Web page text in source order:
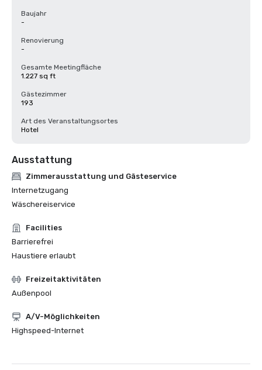
Baujahr
-
Renovierung
-
Gesamte Meetingfläche
1.227 sq ft
Gästezimmer
193
Art des Veranstaltungsortes
Hotel
Ausstattung
Zimmerausstattung und Gästeservice
Internetzugang
Wäschereiservice
Facilities
Barrierefrei
Haustiere erlaubt
Freizeitaktivitäten
Außenpool
A/V-Möglichkeiten
Highspeed-Internet